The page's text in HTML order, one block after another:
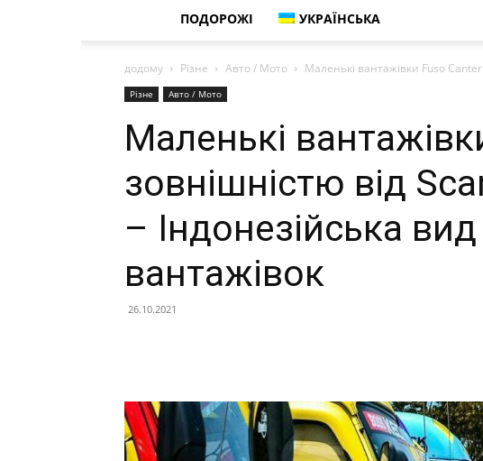
ПОДОРОЖІ УКРАЇНСЬКА
додому Різне Авто / Мото Маленькі вантажівки Fuso Canter
Різне Авто / Мото
Маленькі
зовнішністю від
– Індонезійська
вантажівок
26.10.2021